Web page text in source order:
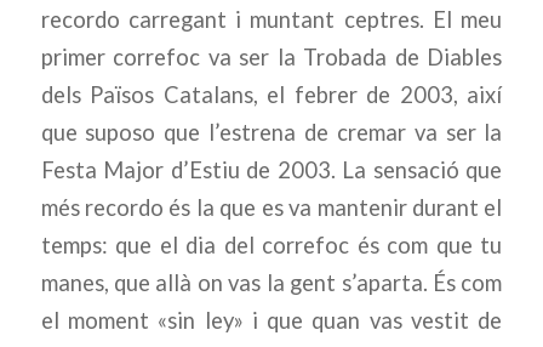
recordo carregant i muntant ceptres. El meu
primer correfoc va ser la Trobada de Diables
dels Països Catalans, el febrer de 2003, així
que suposo que l’estrena de cremar va ser la
Festa Major d’Estiu de 2003. La sensació que
més recordo és la que es va mantenir durant el
temps: que el dia del correfoc és com que tu
manes, que allà on vas la gent s’aparta. És com
el moment «sin ley» i que quan vas vestit de